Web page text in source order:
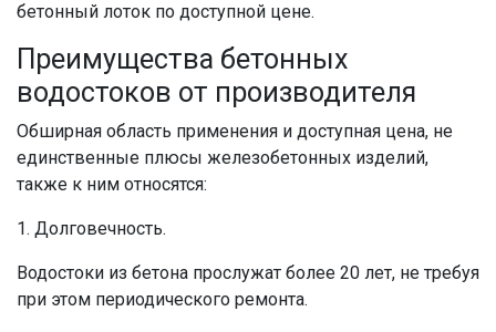
бетонный лоток по доступной цене.
Преимущества бетонных
водостоков от производителя
Обширная область применения и доступная цена, не
единственные плюсы железобетонных изделий,
также к ним относятся:
1. Долговечность.
Водостоки из бетона прослужат более 20 лет, не требуя
при этом периодического ремонта.